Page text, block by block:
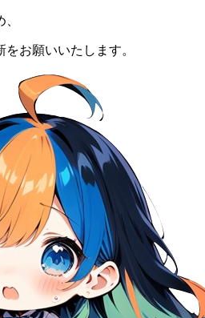
お願いいたします。